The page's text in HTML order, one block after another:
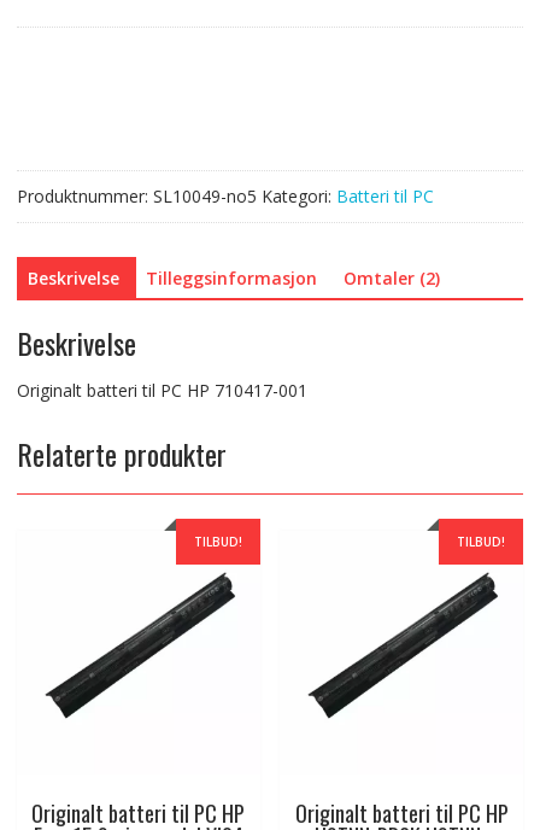
Produktnummer: SL10049-no5 Kategori: Batteri til PC
Beskrivelse Tilleggsinformasjon Omtaler (2)
Beskrivelse
Originalt batteri til PC HP 710417-001
Relaterte produkter
TILBUD!
Originalt batteri til PC HP
TILBUD!
Originalt batteri til PC HP